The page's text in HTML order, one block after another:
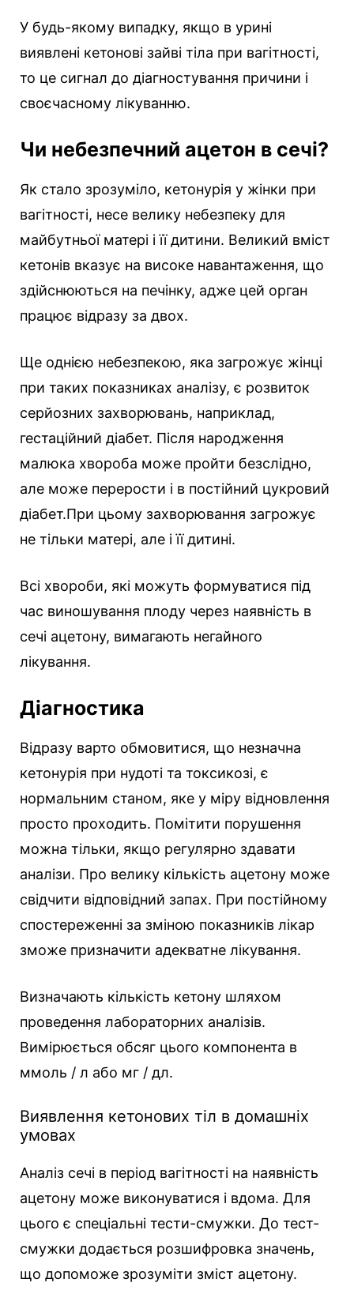
У будь-якому випадку, якщо в урині
виявлені кетонові зайві тіла при вагітності,
то це сигнал до діагностування причини і
своєчасному лікуванню.
Чи небезпечний ацетон в сечі?
Як стало зрозуміло, кетонурія у жінки при
вагітності, несе велику небезпеку для
майбутньої матері і її дитини. Великий вміст
кетонів вказує на високе навантаження, що
здійснюються на печінку, адже цей орган
працює відразу за двох.
Ще однією небезпекою, яка загрожує жінці
при таких показниках аналізу, є розвиток
серйозних захворювань, наприклад,
гестаційний діабет. Після народження
малюка хвороба може пройти безслідно,
але може перерости і в постійний цукровий
діабет.При цьому захворювання загрожує
не тільки матері, але і її дитині.
Всі хвороби, які можуть формуватися під
час виношування плоду через наявність в
сечі ацетону, вимагають негайного
лікування.
Діагностика
Відразу варто обмовитися, що незначна
кетонурія при нудоті та токсикозі, є
нормальним станом, яке у міру відновлення
просто проходить. Помітити порушення
можна тільки, якщо регулярно здавати
аналізи. Про велику кількість ацетону може
свідчити відповідний запах. При постійному
спостереженні за зміною показників лікар
зможе призначити адекватне лікування.
Визначають кількість кетону шляхом
проведення лабораторних аналізів.
Вимірюється обсяг цього компонента в
ммоль / л або мг / дл.
Виявлення кетонових тіл в домашніх
умовах
Аналіз сечі в період вагітності на наявність
ацетону може виконуватися і вдома. Для
цього є спеціальні тести-смужки. До тест-
смужки додається розшифровка значень,
що допоможе зрозуміти зміст ацетону.